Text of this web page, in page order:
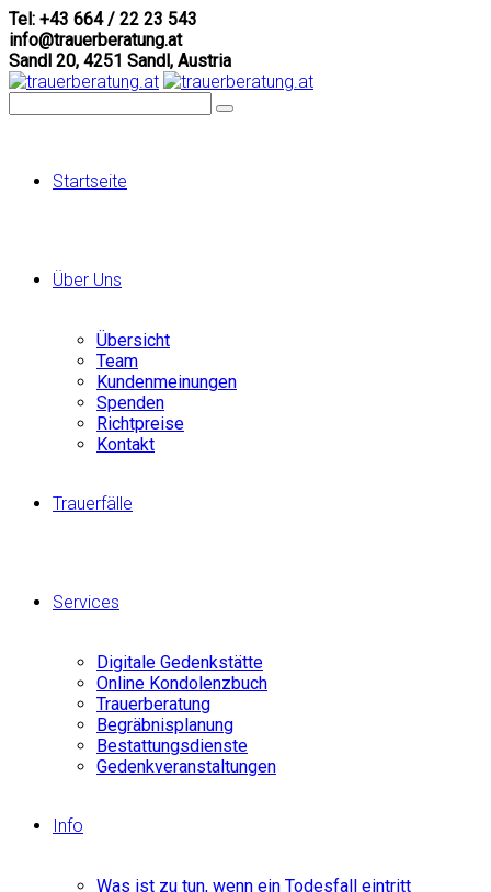
Tel: +43 664 / 22 23 543
info@trauerberatung.at
Sandl 20, 4251 Sandl, Austria
Startseite
Über Uns
Übersicht
Team
Kundenmeinungen
Spenden
Richtpreise
Kontakt
Trauerfälle
Services
Digitale Gedenkstätte
Online Kondolenzbuch
Trauerberatung
Begräbnisplanung
Bestattungsdienste
Gedenkveranstaltungen
Info
Was ist zu tun, wenn ein Todesfall eintritt